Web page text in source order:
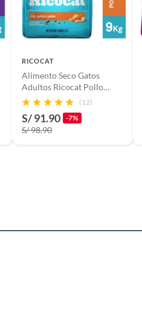
RICOCAT
Alimento Seco Gatos
Adultos Ricocat Pollo
Sardina Salmón Bolsa 9 Kg
(12)
S/ 91.90 -7%
S/ 98.90